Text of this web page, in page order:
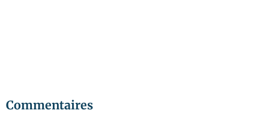
Commentaires